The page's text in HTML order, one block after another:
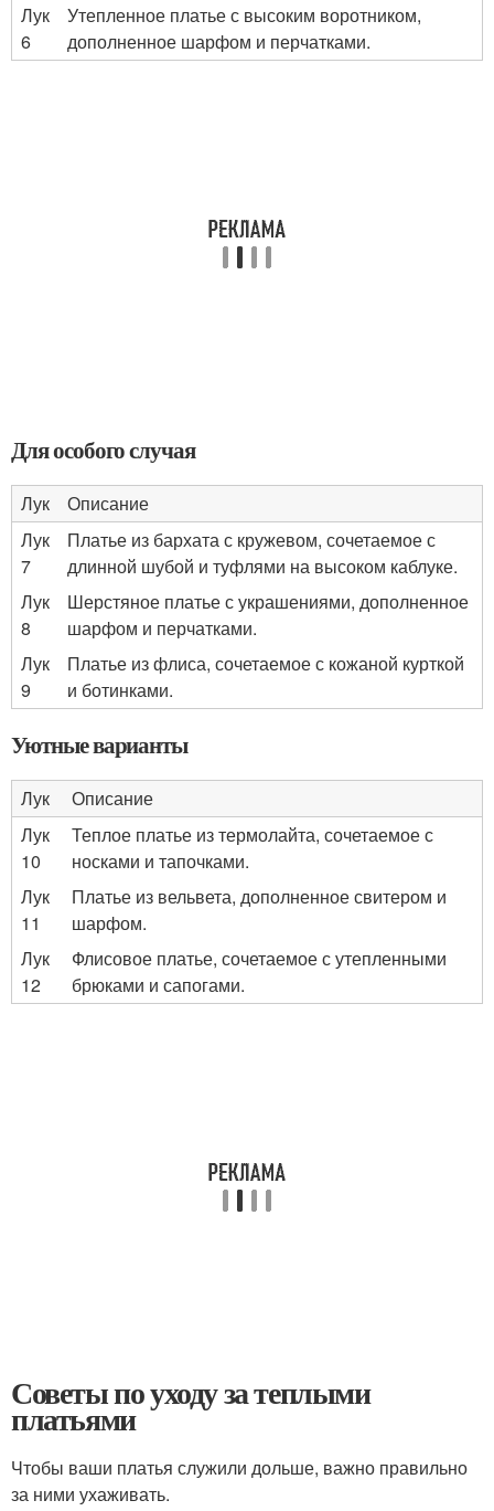
Лук
6
Утепленное платье с высоким воротником,
дополненное шарфом и перчатками.
Для особого случая
Лук
Описание
Лук
7
Платье из бархата с кружевом, сочетаемое с
длинной шубой и туфлями на высоком каблуке.
Лук
8
Шерстяное платье с украшениями, дополненное
шарфом и перчатками.
Лук
9
Платье из флиса, сочетаемое с кожаной курткой
и ботинками.
Уютные варианты
Лук
Описание
Лук
10
Теплое платье из термолайта, сочетаемое с
носками и тапочками.
Лук
11
Платье из вельвета, дополненное свитером и
шарфом.
Лук
12
Флисовое платье, сочетаемое с утепленными
брюками и сапогами.
Советы по уходу за теплыми
платьями
Чтобы ваши платья служили дольше, важно правильно
за ними ухаживать.